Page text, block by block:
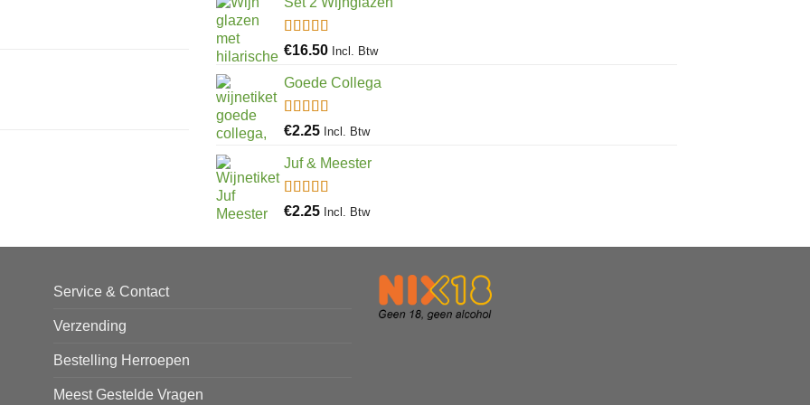
Gewaardeerd
€16.50 Incl. Btw
Goede Collega
Gewaardeerd
€2.25 Incl. Btw
Juf & Meester
Gewaardeerd
€2.25 Incl. Btw
Service & Contact
Verzending
Bestelling Herroepen
Meest Gestelde Vragen